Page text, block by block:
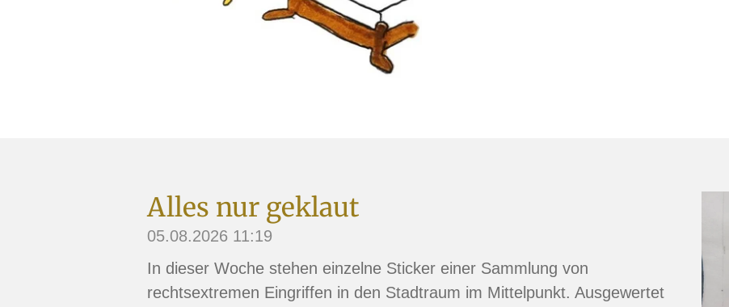
Alles nur geklaut
05.08.2026 11:19
In dieser Woche stehen einzelne Sticker einer Sammlung von
rechtsextremen Eingriffen in den Stadtraum im Mittelpunkt. Ausgewertet